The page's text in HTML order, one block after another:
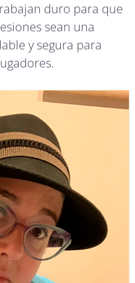
duro para que
sean una
y segura para